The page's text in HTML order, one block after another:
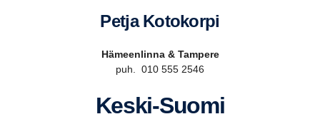
Petja Kotokorpi
Hämeenlinna & Tampere
puh. 010 555 2546
Keski-​​Suomi